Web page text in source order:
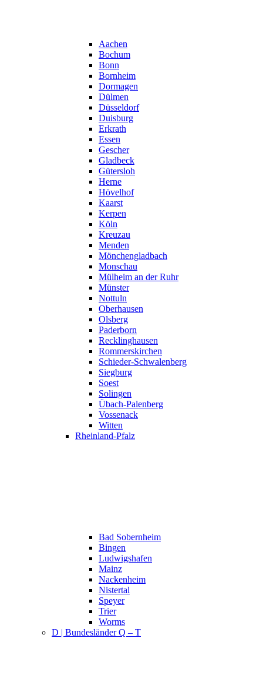
Aachen
Bochum
Bonn
Bornheim
Dormagen
Dülmen
Düsseldorf
Duisburg
Erkrath
Essen
Gescher
Gladbeck
Gütersloh
Herne
Hövelhof
Kaarst
Kerpen
Köln
Kreuzau
Menden
Mönchengladbach
Monschau
Mülheim an der Ruhr
Münster
Nottuln
Oberhausen
Olsberg
Paderborn
Recklinghausen
Rommerskirchen
Schieder-Schwalenberg
Siegburg
Soest
Solingen
Übach-Palenberg
Vossenack
Witten
Rheinland-Pfalz
Bad Sobernheim
Bingen
Ludwigshafen
Mainz
Nackenheim
Nistertal
Speyer
Trier
Worms
D | Bundesländer Q – T